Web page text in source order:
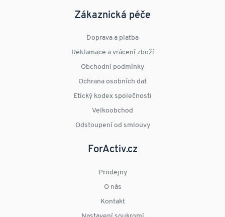
Zákaznická péče
Doprava a platba
Reklamace a vrácení zboží
Obchodní podmínky
Ochrana osobních dat
Etický kodex společnosti
Velkoobchod
Odstoupení od smlouvy
ForActiv.cz
Prodejny
O nás
Kontakt